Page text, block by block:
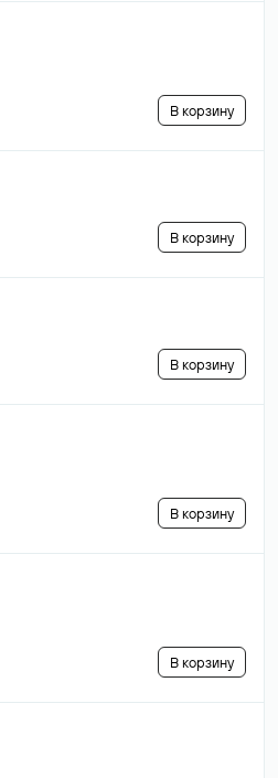
В корзину
В корзину
В корзину
В корзину
В корзину